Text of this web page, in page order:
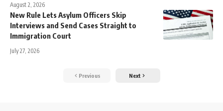
August 2, 2026
New Rule Lets Asylum Officers Skip
Interviews and Send Cases Straight to
Immigration Court
July 27, 2026
Previous Next